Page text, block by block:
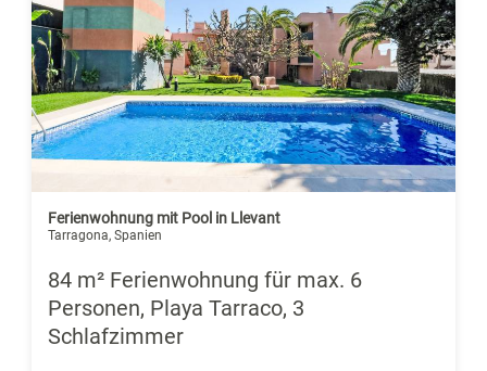
Ferienwohnung mit Pool in Llevant
Tarragona, Spanien
84 m² Ferienwohnung für max. 6
Personen, Playa Tarraco, 3
Schlafzimmer